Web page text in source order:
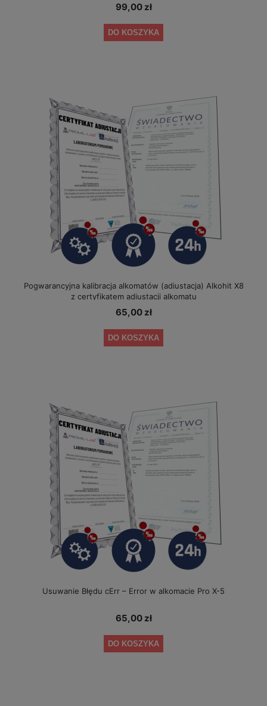
99,00 zł
DO KOSZYKA
Pogwarancyjna kalibracja alkomatów (adiustacja) Alkohit X8
z certyfikatem adiustacji alkomatu
65,00 zł
DO KOSZYKA
Usuwanie Błędu cErr – Error w alkomacie Pro X-5
65,00 zł
DO KOSZYKA